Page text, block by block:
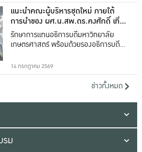
แนะนำคณะผู้บริหารชุดใหม่ ภายใต้
การนำของ ผศ.น.สพ.ดร.คงศักดิ์ เที่ยง
ธรรม
รักษาการแทนอธิการบดีมหาวิทยาลัย
เกษตรศาสตร์ พร้อมด้วยรองอธิการบดีทั้ง
14 กรกฎาคม 2569
ข่าวทั้งหมด
ม